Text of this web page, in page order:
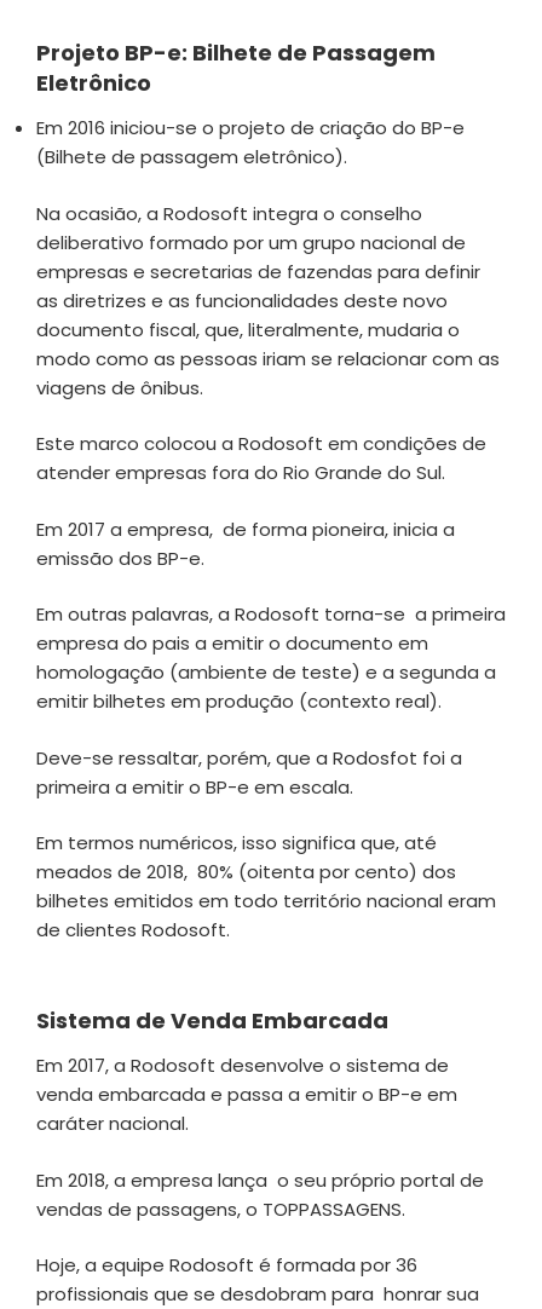
Projeto BP-e: Bilhete de Passagem
Eletrônico
Em 2016 iniciou-se o projeto de criação do BP-e
(Bilhete de passagem eletrônico).
Na ocasião, a Rodosoft integra o conselho
deliberativo formado por um grupo nacional de
empresas e secretarias de fazendas para definir
as diretrizes e as funcionalidades deste novo
documento fiscal, que, literalmente, mudaria o
modo como as pessoas iriam se relacionar com as
viagens de ônibus.
Este marco colocou a Rodosoft em condições de
atender empresas fora do Rio Grande do Sul.
Em 2017 a empresa, de forma pioneira, inicia a
emissão dos BP-e.
Em outras palavras, a Rodosoft torna-se a primeira
empresa do pais a emitir o documento em
homologação (ambiente de teste) e a segunda a
emitir bilhetes em produção (contexto real).
Deve-se ressaltar, porém, que a Rodosfot foi a
primeira a emitir o BP-e em escala.
Em termos numéricos, isso significa que, até
meados de 2018, 80% (oitenta por cento) dos
bilhetes emitidos em todo território nacional eram
de clientes Rodosoft.
Sistema de Venda Embarcada
Em 2017, a Rodosoft desenvolve o sistema de
venda embarcada e passa a emitir o BP-e em
caráter nacional.
Em 2018, a empresa lança o seu próprio portal de
vendas de passagens, o TOPPASSAGENS.
Hoje, a equipe Rodosoft é formada por 36
profissionais que se desdobram para honrar sua